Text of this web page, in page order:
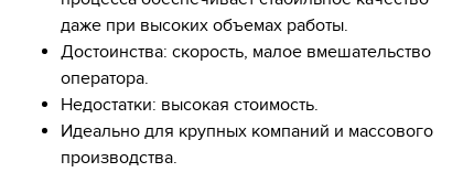
даже при высоких объемах работы.
Достоинства: скорость, малое вмешательство
оператора.
Недостатки: высокая стоимость.
Идеально для крупных компаний и массового
производства.